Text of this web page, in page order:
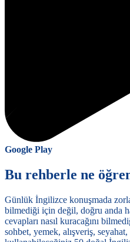
Google Play
Bu rehberle ne
Günlük İngilizce konuşmada
bilmediği için değil, doğru anda
cevapları nasıl kuracağını
sohbet, yemek, alışveriş,